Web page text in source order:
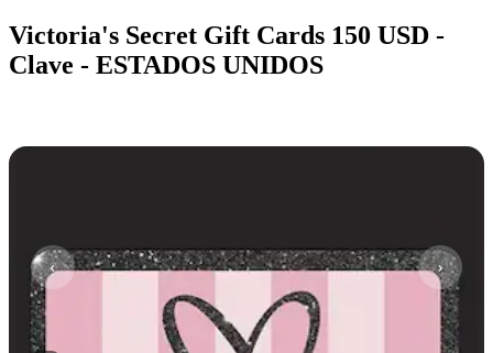
Victoria's Secret Gift Cards 150 USD -
Clave - ESTADOS UNIDOS